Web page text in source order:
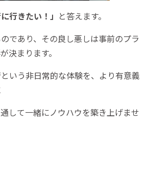
に行きたい！」 と答えます。
であり、その良し悪しは事前のプラ
決まります。
いう非日常的な体験を、より有意義
して一緒にノウハウを築き上げませ